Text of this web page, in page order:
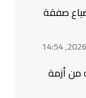
صفقة
أزمة